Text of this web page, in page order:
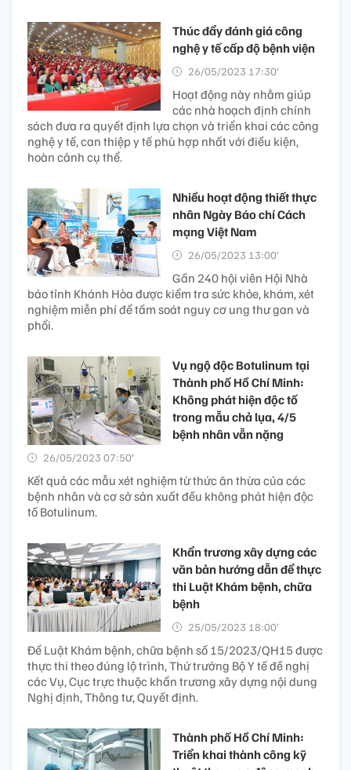
Thúc đẩy đánh giá công
nghệ y tế cấp độ bệnh viện
26/05/2023 17:30’
Hoạt động này nhằm giúp
các nhà hoạch định chính
sách đưa ra quyết định lựa chọn và triển khai các công
nghệ y tế, can thiệp y tế phù hợp nhất với điều kiện,
hoàn cảnh cụ thể.
Nhiều hoạt động thiết thực
nhân Ngày Báo chí Cách
mạng Việt Nam
26/05/2023 13:00’
Gần 240 hội viên Hội Nhà
báo tỉnh Khánh Hòa được kiểm tra sức khỏe, khám, xét
nghiệm miễn phí để tầm soát nguy cơ ung thư gan và
phổi.
Vụ ngộ độc Botulinum tại
Thành phố Hồ Chí Minh:
Không phát hiện độc tố
trong mẫu chả lụa, 4/5
bệnh nhân vẫn nặng
26/05/2023 07:50’
Kết quả các mẫu xét nghiệm từ thức ăn thừa của các
bệnh nhân và cơ sở sản xuất đều không phát hiện độc
tố Botulinum.
Khẩn trương xây dựng các
văn bản hướng dẫn để thực
thi Luật Khám bệnh, chữa
bệnh
25/05/2023 18:00’
Để Luật Khám bệnh, chữa bệnh số 15/2023/QH15 được
thực thi theo đúng lộ trình, Thứ trưởng Bộ Y tế đề nghị
các Vụ, Cục trực thuộc khẩn trương xây dựng nội dung
Nghị định, Thông tư, Quyết định.
Thành phố Hồ Chí Minh:
Triển khai thành công kỹ